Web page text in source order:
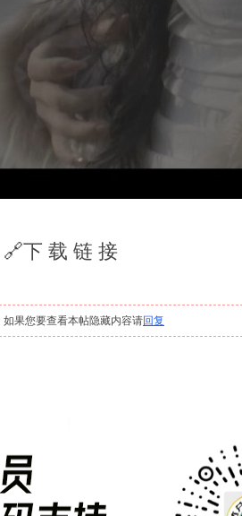
🔗下 载 链 接
如果您要查看本帖隐藏内容请回复